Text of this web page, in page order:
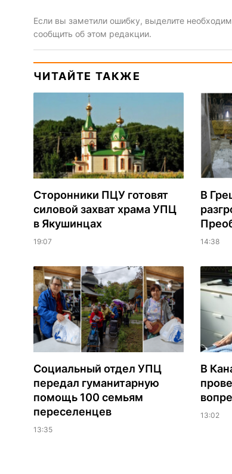
Если вы заметили ошибку, выделите
сообщить об этом редакции.
ЧИТАЙТЕ ТАКЖЕ
Сторонники ПЦУ готовят
силовой захват храма УПЦ
в Якушинцах
19:07
В
14:38
Социальный отдел УПЦ
передал гуманитарную
помощь 100 семьям
переселенцев
13:35
В
13:02